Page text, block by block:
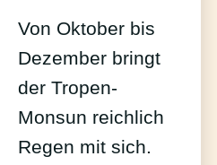
Von Oktober bis
Dezember bringt
der Tropen-
Monsun reichlich
Regen mit sich.